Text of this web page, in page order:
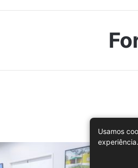
Usamos
experiência.